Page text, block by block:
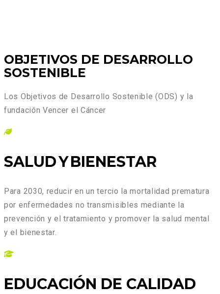
OBJETIVOS DE DESARROLLO
SOSTENIBLE
Los Objetivos de Desarrollo Sostenible (ODS) y la
fundación Vencer el Cáncer
SALUD Y BIENESTAR
Para 2030, reducir en un tercio la mortalidad prematura
por enfermedades no transmisibles mediante la
prevención y el tratamiento y promover la salud mental
y el bienestar.
EDUCACIÓN DE CALIDAD